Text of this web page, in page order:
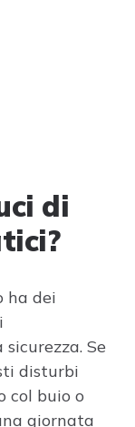
di
ha dei
Se
disturbi
col buio o
giornata